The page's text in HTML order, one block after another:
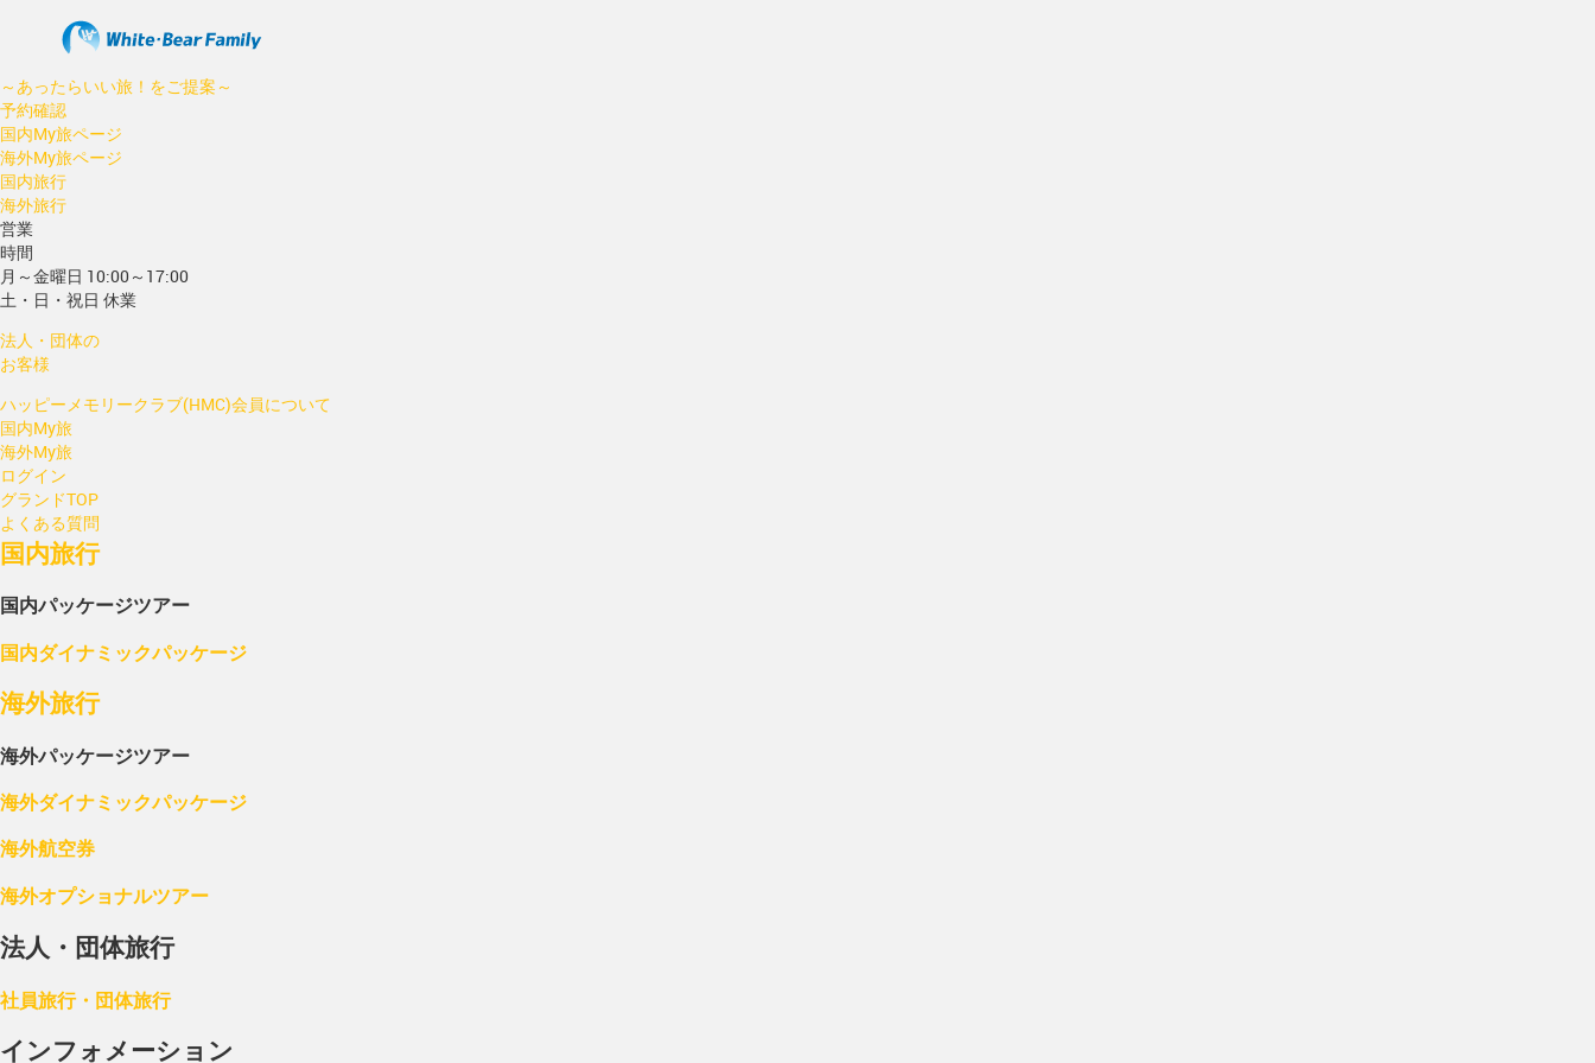
～あったらいい旅！をご提案～
予約確認
国内My旅ページ
海外My旅ページ
国内旅行
海外旅行
営業
時間
月～金曜日 10:00～17:00
土・日・祝日 休業
法人・団体の
お客様
ハッピーメモリークラブ(HMC)会員について
国内My旅
海外My旅
ログイン
グランドTOP
よくある質問
国内旅行
国内パッケージツアー
国内ダイナミックパッケージ
海外旅行
海外パッケージツアー
海外ダイナミックパッケージ
海外航空券
海外オプショナルツアー
法人・団体旅行
社員旅行・団体旅行
インフォメーション